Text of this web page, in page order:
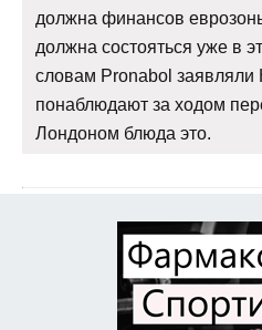
должна финансов
должна состояться уже в
словам Pronabol заявляли
понаблюдают за ходом
Лондоном блюда это.